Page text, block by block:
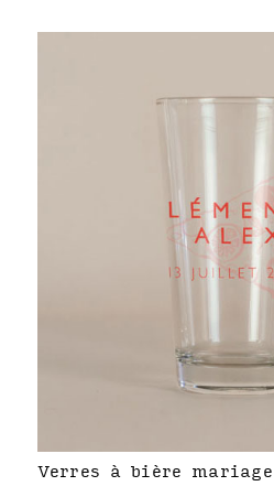
Verres à bière